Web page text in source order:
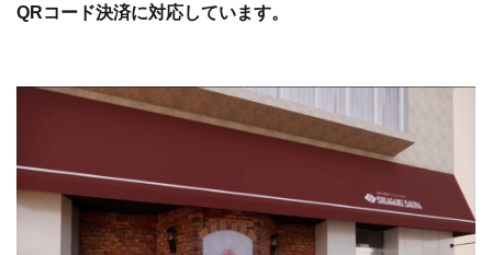
QRコード決済に対応しています。